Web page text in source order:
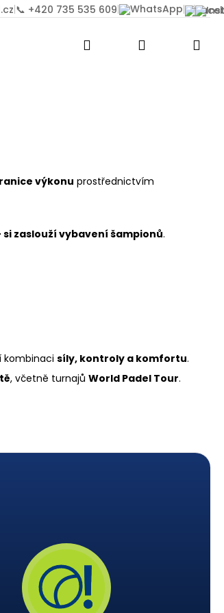
|📞 +420 735 535 609| | |
Přihlášení
výkonu prostřednictvím
zaslouží vybavení šampionů.
kombinaci síly, kontroly a komfortu.
, včetně turnajů World Padel Tour.